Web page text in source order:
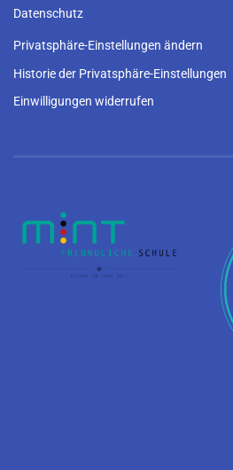
Datenschutz
Privatsphäre-Einstellungen ändern
Historie der Privatsphäre-Einstellungen
Einwilligungen widerrufen